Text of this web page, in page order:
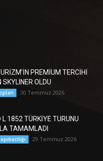
PREMİUM TERCİHİ
SKYLINER OLDU
30 Temmuz 2026
L 1852 TÜRKİYE TURUNU
TAMAMLADI
29 Temmuz 2026